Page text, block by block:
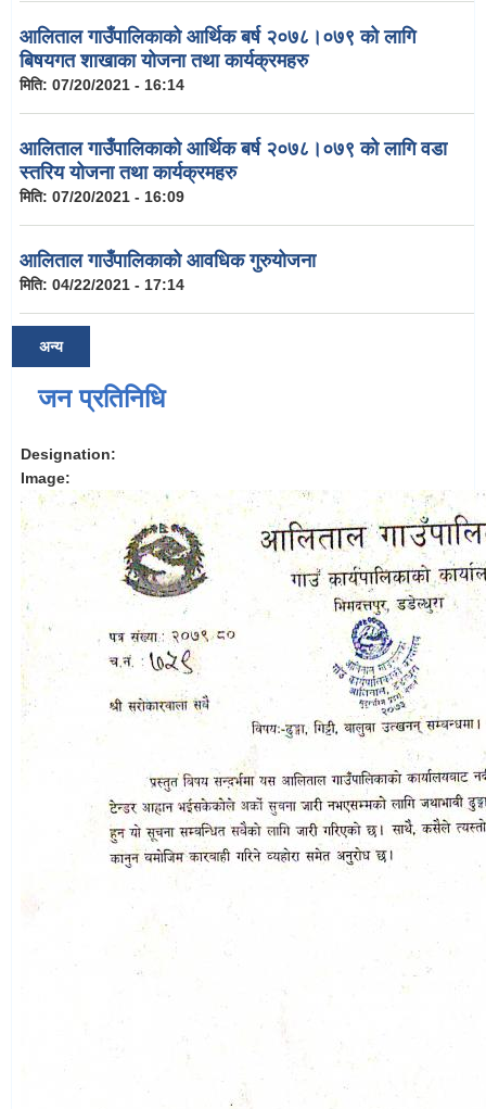
आलिताल गाउँपालिकाको आर्थिक बर्ष २०७८।०७९ को लागि
बिषयगत शाखाका योजना तथा कार्यक्रमहरु
मिति: 07/20/2021 - 16:14
आलिताल गाउँपालिकाको आर्थिक बर्ष २०७८।०७९ को लागि वडा
स्तरिय योजना तथा कार्यक्रमहरु
मिति: 07/20/2021 - 16:09
आलिताल गाउँपालिकाको आवधिक गुरुयोजना
मिति: 04/22/2021 - 17:14
अन्य
जन प्रतिनिधि
Designation:
Image: